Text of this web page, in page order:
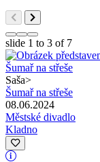
slide 1 to 3 of 7
Saša>
Šumař na střeše
08.06.2024
Městské divadlo
Kladno